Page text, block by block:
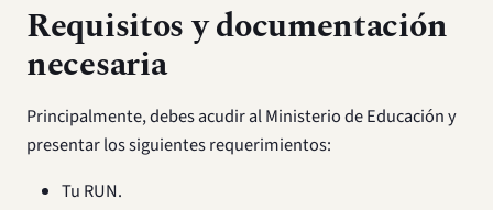
Requisitos y documentación
necesaria
Principalmente, debes acudir al Ministerio de Educación y
presentar los siguientes requerimientos:
Tu RUN.